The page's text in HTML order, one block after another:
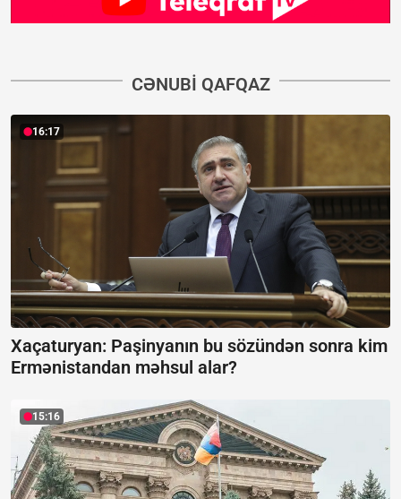
CƏNUBI QAFQAZ
16:17
Xaçaturyan: Paşinyanın bu sözündən sonra kim
Ermənistandan məhsul alar?
15:16